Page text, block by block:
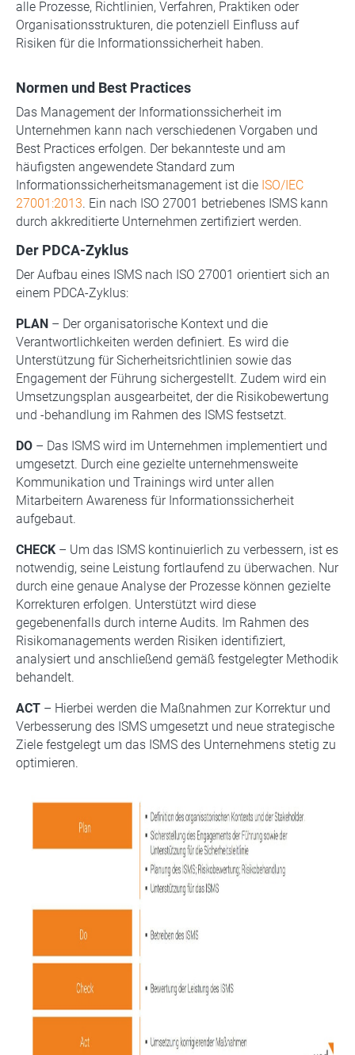
alle Prozesse, Richtlinien, Verfahren, Praktiken oder
Organisationsstrukturen, die potenziell Einfluss auf
Risiken für die Informationssicherheit haben.
Normen und Best Practices
Das Management der Informationssicherheit im
Unternehmen kann nach verschiedenen Vorgaben und
Best Practices erfolgen. Der bekannteste und am
häufigsten angewendete Standard zum
Informationssicherheitsmanagement ist die ISO/IEC
27001:2013. Ein nach ISO 27001 betriebenes ISMS kann
durch akkreditierte Unternehmen zertifiziert werden.
Der PDCA-Zyklus
Der Aufbau eines ISMS nach ISO 27001 orientiert sich an
einem PDCA-Zyklus:
PLAN – Der organisatorische Kontext und die
Verantwortlichkeiten werden definiert. Es wird die
Unterstützung für Sicherheitsrichtlinien sowie das
Engagement der Führung sichergestellt. Zudem wird ein
Umsetzungsplan ausgearbeitet, der die Risikobewertung
und -behandlung im Rahmen des ISMS festsetzt.
DO – Das ISMS wird im Unternehmen implementiert und
umgesetzt. Durch eine gezielte unternehmensweite
Kommunikation und Trainings wird unter allen
Mitarbeitern Awareness für Informationssicherheit
aufgebaut.
CHECK – Um das ISMS kontinuierlich zu verbessern, ist es
notwendig, seine Leistung fortlaufend zu überwachen. Nur
durch eine genaue Analyse der Prozesse können gezielte
Korrekturen erfolgen. Unterstützt wird diese
gegebenenfalls durch interne Audits. Im Rahmen des
Risikomanagements werden Risiken identifiziert,
analysiert und anschließend gemäß festgelegter Methodik
behandelt.
ACT – Hierbei werden die Maßnahmen zur Korrektur und
Verbesserung des ISMS umgesetzt und neue strategische
Ziele festgelegt um das ISMS des Unternehmens stetig zu
optimieren.